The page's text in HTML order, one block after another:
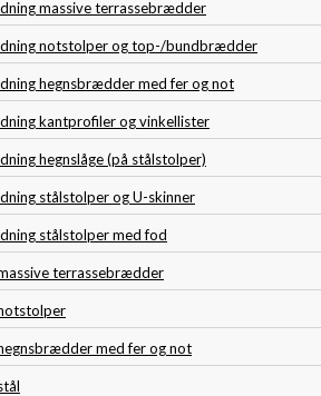
massive terrassebrædder
notstolper og top-/bundbrædder
hegnsbrædder med fer og not
kantprofiler og vinkellister
hegnslåge (på stålstolper)
stålstolper og U-skinner
stålstolper med fod
terrassebrædder
med fer og not